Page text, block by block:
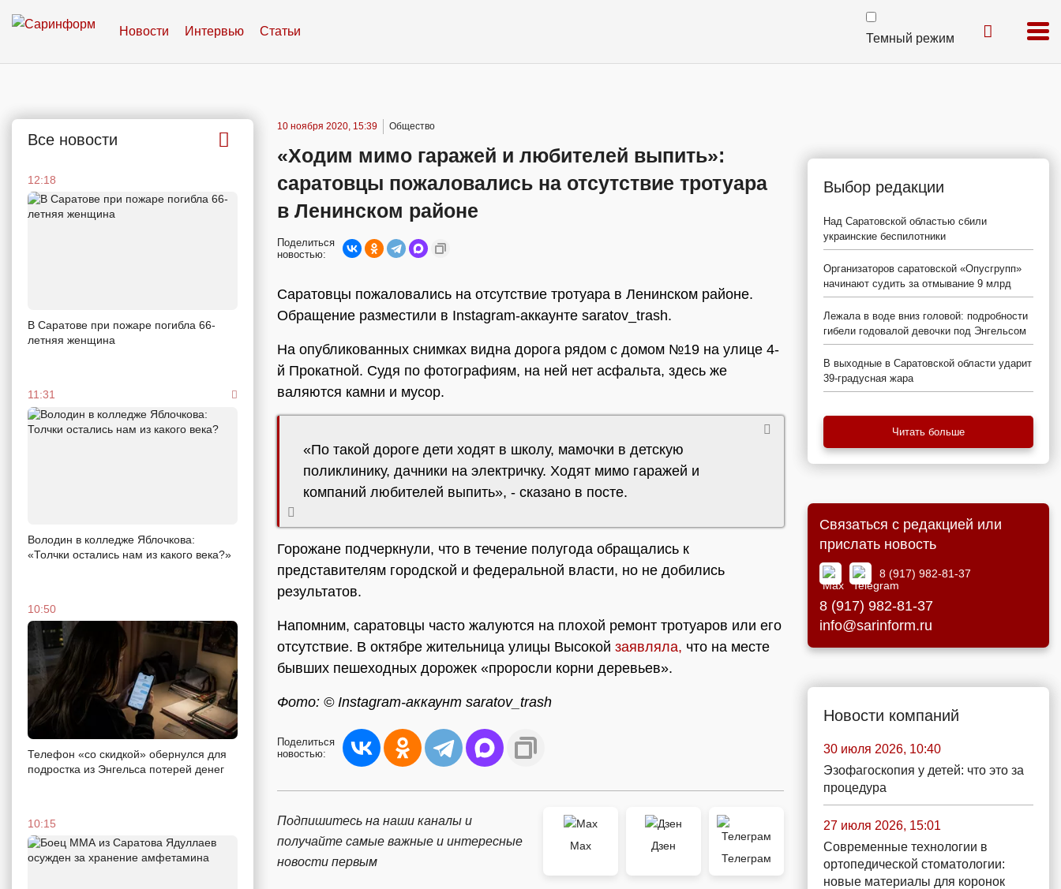
Новости Интервью Статьи
Темный режим
Все новости
12:18
В Саратове при пожаре погибла 66-
летняя женщина
11:31
Володин в колледже Яблочкова:
«Толчки остались нам из какого века?»
10:50
Телефон «со скидкой» обернулся для
подростка из Энгельса потерей денег
10:15
10 ноября 2020, 15:39 Общество
«Ходим мимо гаражей и любителей выпить»:
саратовцы пожаловались на отсутствие тротуара
в Ленинском районе
Поделиться
новостью:
Саратовцы пожаловались на отсутствие тротуара в Ленинском районе.
Обращение разместили в Instagram-аккаунте saratov_trash.
На опубликованных снимках видна дорога рядом с домом №19 на улице 4-
й Прокатной. Судя по фотографиям, на ней нет асфальта, здесь же
валяются камни и мусор.
«По такой дороге дети ходят в школу, мамочки в детскую
поликлинику, дачники на электричку. Ходят мимо гаражей и
компаний любителей выпить», - сказано в посте.
Горожане подчеркнули, что в течение полугода обращались к
представителям городской и федеральной власти, но не добились
результатов.
Напомним, саратовцы часто жалуются на плохой ремонт тротуаров или его
отсутствие. В октябре жительница улицы Высокой заявляла, что на месте
бывших пешеходных дорожек «проросли корни деревьев».
Фото: © Instagram-аккаунт saratov_trash
Поделиться
новостью:
Подпишитесь на наши каналы и
получайте самые важные и интересные
новости первым
Max
Дзен
Телеграм
Выбор редакции
Над Саратовской областью сбили
украинские беспилотники
Организаторов саратовской «Опусгрупп»
начинают судить за отмывание 9 млрд
Лежала в воде вниз головой: подробности
гибели годовалой девочки под Энгельсом
В выходные в Саратовской области ударит
39-градусная жара
Читать больше
Связаться с редакцией или
прислать новость
8 (917) 982-81-37
8 (917) 982-81-37
info@sarinform.ru
Новости компаний
30 июля 2026, 10:40
Эзофагоскопия у детей: что это за
процедура
27 июля 2026, 15:01
Современные технологии в
ортопедической стоматологии:
новые материалы для коронок